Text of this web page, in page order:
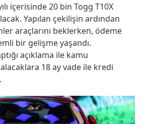
içerisinde 20 bin Togg T10X
Yapılan çekilişin ardından
araçlarını beklerken, ödeme
bir gelişme yaşandı.
açıklama ile kamu
18 ay vade ile kredi